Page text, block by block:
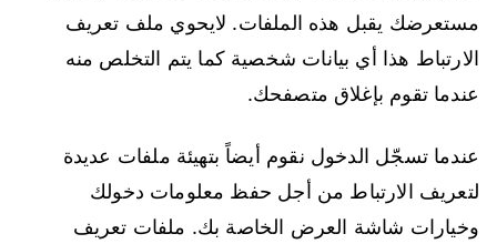
مستعرضك يقبل هذه الملفات. لايحوي ملف تعريف
الارتباط هذا أي بيانات شخصية كما يتم التخلص منه
عندما تقوم بإغلاق متصفحك.
عندما تسجّل الدخول نقوم أيضاً بتهيئة ملفات عديدة
لتعريف الارتباط من أجل حفظ معلومات دخولك
وخيارات شاشة العرض الخاصة بك. ملفات تعريف